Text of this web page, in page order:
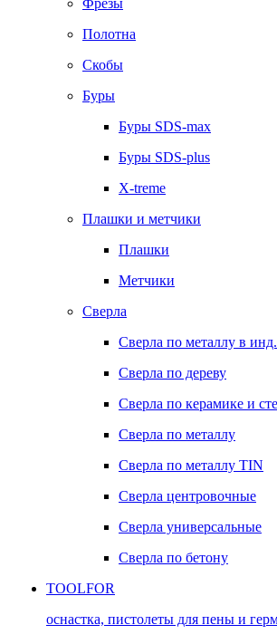
Фрезы
Полотна
Скобы
Буры
Буры SDS-max
Буры SDS-plus
X-treme
Плашки и метчики
Плашки
Метчики
Сверла
Сверла по металлу в
Сверла по дереву
Сверла по керамике и
Сверла по металлу
Сверла по металлу TIN
Сверла центровочные
Сверла универсальные
Сверла по бетону
TOOLFOR
оснастка, пистолеты для пены и